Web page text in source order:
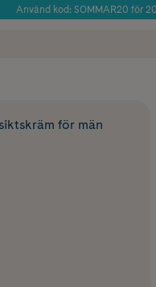
Använd kod: SOMMAR20 för
för män